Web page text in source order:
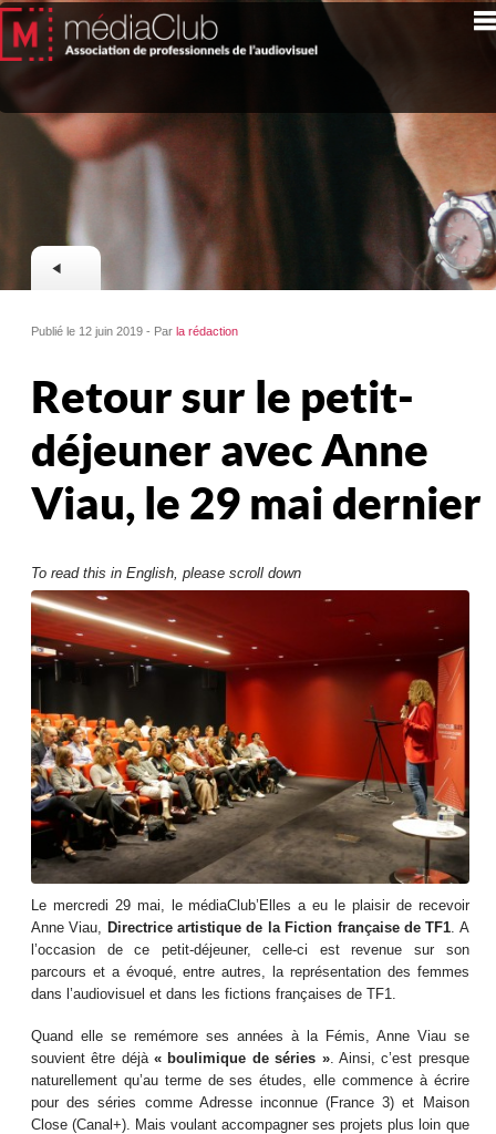
Publié le 12 juin 2019 - Parla rédaction
Retour sur le petit-
déjeuner avec Anne
Viau, le 29 mai dernier
To read this in English, please scroll down
Le mercredi 29 mai, le médiaClub’Elles a eu le plaisir de recevoir
Anne Viau,
Directrice artistique de la Fiction française de TF1 . A
l’occasion de ce petit-déjeuner, celle-ci est revenue sur son
parcours et a évoqué, entre autres, la représentation des femmes
dans l’audiovisuel et dans les fictions françaises de TF1.
Quand elle se remémore ses années à la Fémis, Anne Viau se
souvient être déjà« boulimique de séries ». Ainsi, c’est presque
naturellement qu’au terme de ses études, elle commence à écrire
pour des séries comme Adresse inconnue (France 3) et Maison
Close (Canal+). Mais voulant accompagner ses projets plus loin que